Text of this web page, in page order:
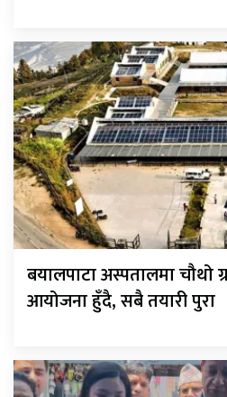
बयालपाटा अस्पतालमा चौथो
आयोजना हुँदै, सबै तयारी पुरा